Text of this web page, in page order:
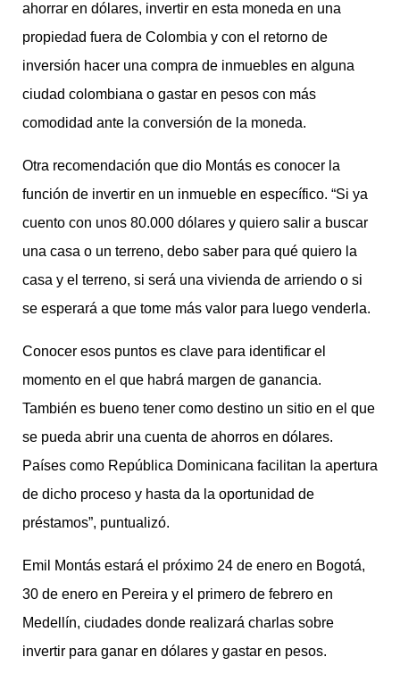
ahorrar en dólares, invertir en esta moneda en una
propiedad fuera de Colombia y con el retorno de
inversión hacer una compra de inmuebles en alguna
ciudad colombiana o gastar en pesos con más
comodidad ante la conversión de la moneda.
Otra recomendación que dio Montás es conocer la
función de invertir en un inmueble en específico. “Si ya
cuento con unos 80.000 dólares y quiero salir a buscar
una casa o un terreno, debo saber para qué quiero la
casa y el terreno, si será una vivienda de arriendo o si
se esperará a que tome más valor para luego venderla.
Conocer esos puntos es clave para identificar el
momento en el que habrá margen de ganancia.
También es bueno tener como destino un sitio en el que
se pueda abrir una cuenta de ahorros en dólares.
Países como República Dominicana facilitan la apertura
de dicho proceso y hasta da la oportunidad de
préstamos”, puntualizó.
Emil Montás estará el próximo 24 de enero en Bogotá,
30 de enero en Pereira y el primero de febrero en
Medellín, ciudades donde realizará charlas sobre
invertir para ganar en dólares y gastar en pesos.